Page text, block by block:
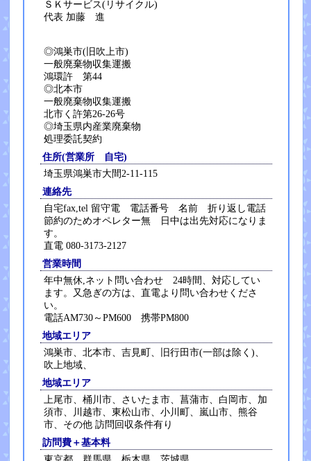
ＳＫサービス(リサイクル)
代表 加藤 進
◎鴻巣市(旧吹上市)
一般廃棄物収集運搬
鴻環許 第44
◎北本市
一般廃棄物収集運搬
北市く許第26-26号
◎埼玉県内産業廃棄物
処理委託契約
住所(営業所 自宅)
埼玉県鴻巣市大間2-11-115
連絡先
自宅fax,tel 留守電 電話番号 名前 折り返し電話
節約のためオペレター無 日中は出先対応になりま
す。
直電 080-3173-2127
営業時間
年中無休,ネット問い合わせ 24時間、対応してい
ます。又急ぎの方は、直電より問い合わせくださ
い。
電話AM730～PM600 携帯PM800
地域エリア
鴻巣市、北本市、吉見町、旧行田市(一部は除く)、
吹上地域、
地域エリア
上尾市、桶川市、さいたま市、菖蒲市、白岡市、加
須市、川越市、東松山市、小川町、嵐山市、熊谷
市、その他 訪問回収条件有り
訪問費＋基本料